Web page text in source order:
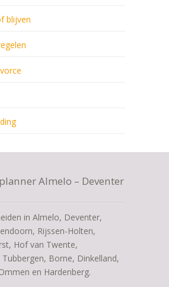
blijven
Almelo – Deventer
in Almelo, Deventer,
Rijssen-Holten,
Hof van Twente,
Tubbergen, Borne, Dinkelland,
en Hardenberg.